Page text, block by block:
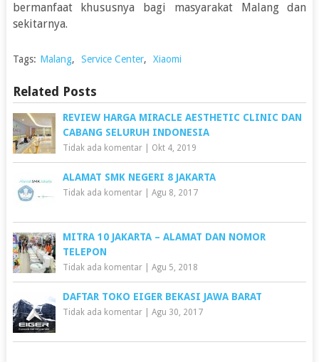
bermanfaat khususnya bagi masyarakat Malang dan
sekitarnya.
Tags: Malang, Service Center, Xiaomi
Related Posts
REVIEW HARGA MIRACLE AESTHETIC CLINIC DAN
CABANG SELURUH INDONESIA
Tidak ada komentar| Okt 4, 2019
ALAMAT SMK NEGERI 8 JAKARTA
Tidak ada komentar| Agu 8, 2017
MITRA 10 JAKARTA – ALAMAT DAN NOMOR
TELEPON
Tidak ada komentar| Agu 5, 2018
DAFTAR TOKO EIGER BEKASI JAWA BARAT
Tidak ada komentar| Agu 30, 2017